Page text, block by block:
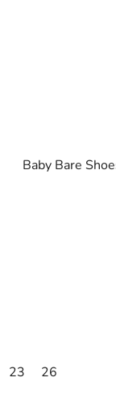
Baby Bare
23 26